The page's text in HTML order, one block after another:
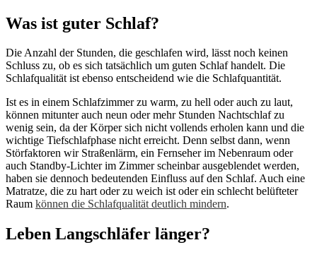
Was ist guter Schlaf?
Die Anzahl der Stunden, die geschlafen wird, lässt noch keinen
Schluss zu, ob es sich tatsächlich um guten Schlaf handelt. Die
Schlafqualität ist ebenso entscheidend wie die Schlafquantität.
Ist es in einem Schlafzimmer zu warm, zu hell oder auch zu laut,
können mitunter auch neun oder mehr Stunden Nachtschlaf zu
wenig sein, da der Körper sich nicht vollends erholen kann und die
wichtige Tiefschlafphase nicht erreicht. Denn selbst dann, wenn
Störfaktoren wir Straßenlärm, ein Fernseher im Nebenraum oder
auch Standby-Lichter im Zimmer scheinbar ausgeblendet werden,
haben sie dennoch bedeutenden Einfluss auf den Schlaf. Auch eine
Matratze, die zu hart oder zu weich ist oder ein schlecht belüfteter
Raum können die Schlafqualität deutlich mindern.
Leben Langschläfer länger?